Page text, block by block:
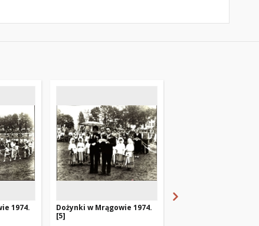
1974.
Dożynki w Mrągowie 1974.
[5]